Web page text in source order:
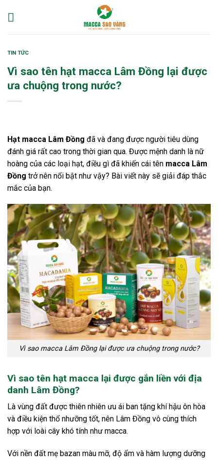
TIN TỨC
Vì sao tên hạt macca Lâm Đồng lại được
ưa chuộng trong nước?
Hạt macca Lâm Đồng đã và đang được người tiêu dùng
đánh giá rất cao trong thời gian qua. Được mệnh danh là nữ
hoàng của các loại hạt, điều gì đã khiến cái tên macca Lâm
Đồng trở nên nổi bật như vậy? Bài viết này sẽ giải đáp thắc
mắc của bạn.
Vì sao macca Lâm Đồng lại được ưa chuộng trong nước?
Vì sao tên hạt macca lại được gắn liền với địa
danh Lâm Đồng?
Là vùng đất được thiên nhiên ưu ái ban tặng khí hậu ôn hòa
và điều kiện thổ nhưỡng tốt, nên Lâm Đồng vô cùng thích
hợp với loài cây khó tính như macca.
Với nền đất mẹ bazan màu mỡ, độ ẩm và hàm lượng dưỡng